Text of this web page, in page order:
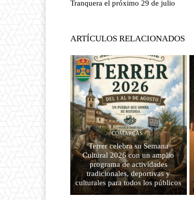
Tranquera el próximo 29 de julio
ARTÍCULOS RELACIONADOS
COMARCAS
Terrer celebra su Semana
Cultural 2026 con un amplio
programa de actividades
tradicionales, deportivas y
culturales para todos los públicos